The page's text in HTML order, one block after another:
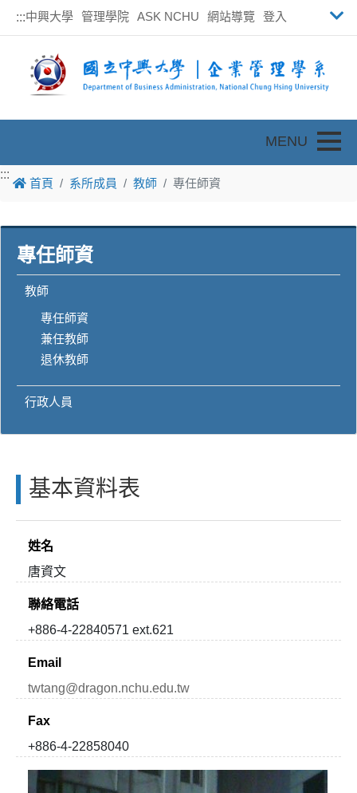
:::中興大學 管理學院 ASK NCHU 網站導覽 登入
:::
首頁 系所成員 教師 專任師資
專任師資
教師
專任師資
兼任教師
退休教師
行政人員
基本資料表
姓名
唐資文
聯絡電話
+886-4-22840571 ext.621
Email
twtang@dragon.nchu.edu.tw
Fax
+886-4-22858040